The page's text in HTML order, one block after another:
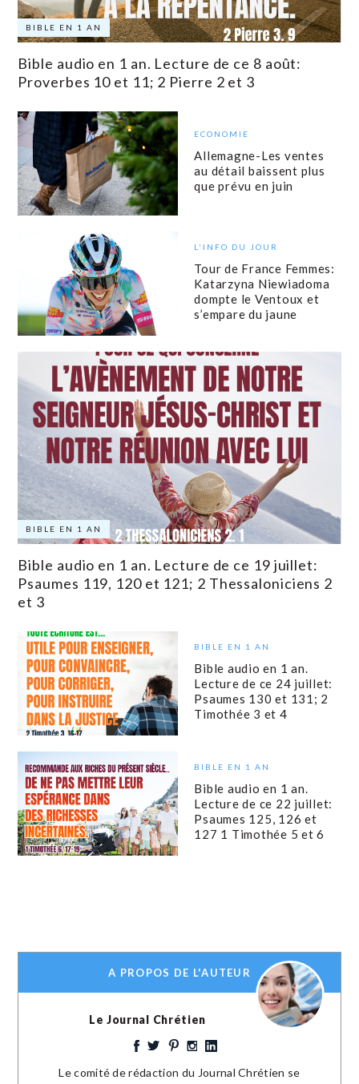
BIBLE EN 1 AN
Bible audio en 1 an. Lecture de ce 8 août:
Proverbes 10 et 11; 2 Pierre 2 et 3
ECONOMIE
Allemagne-Les ventes
au détail baissent plus
que prévu en juin
L'INFO DU JOUR
Tour de France Femmes:
Katarzyna Niewiadoma
dompte le Ventoux et
s’empare du jaune
BIBLE EN 1 AN
Bible audio en 1 an. Lecture de ce 19 juillet:
Psaumes 119, 120 et 121; 2 Thessaloniciens 2
et 3
BIBLE EN 1 AN
Bible audio en 1 an.
Lecture de ce 24 juillet:
Psaumes 130 et 131; 2
Timothée 3 et 4
BIBLE EN 1 AN
Bible audio en 1 an.
Lecture de ce 22 juillet:
Psaumes 125, 126 et
127 1 Timothée 5 et 6
A PROPOS DE L'AUTEUR
Le Journal Chrétien
Le comité de rédaction du Journal Chrétien se